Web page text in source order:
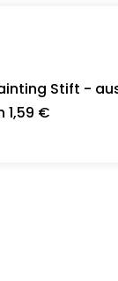
Stift -
1,59 €